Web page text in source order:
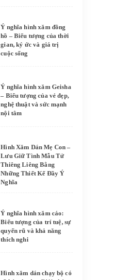
Ý nghĩa hình xăm đồng
hồ – Biểu tượng của thời
gian, ký ức và giá trị
cuộc sống
Ý nghĩa hình xăm Geisha
– Biểu tượng của vẻ đẹp,
nghệ thuật và sức mạnh
nội tâm
Hình Xăm Dán Mẹ Con –
Lưu Giữ Tình Mẫu Tử
Thiêng Liêng Bằng
Những Thiết Kế Đầy Ý
Nghĩa
Ý nghĩa hình xăm cáo:
Biểu tượng của trí tuệ, sự
quyến rũ và khả năng
thích nghi
Hình xăm dán chạy bộ có